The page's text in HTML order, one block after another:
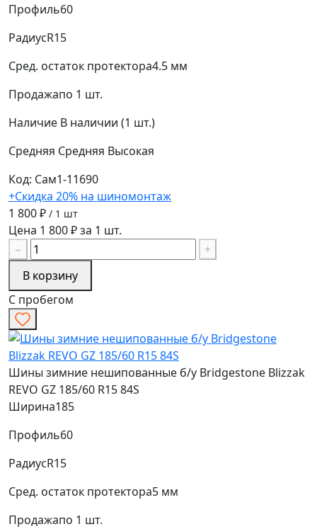
Профиль60
РадиусR15
Сред. остаток протектора4.5 мм
Продажапо 1 шт.
Наличие В наличии (1 шт.)
Средняя Средняя Высокая
Код: Сам1-11690
+Скидка 20% на шиномонтаж
1 800 ₽ / 1 шт
Цена 1 800 ₽ за 1 шт.
−
+
В корзину
С пробегом
Шины зимние нешипованные б/у Bridgestone Blizzak
REVO GZ 185/60 R15 84S
Ширина185
Профиль60
РадиусR15
Сред. остаток протектора5 мм
Продажапо 1 шт.